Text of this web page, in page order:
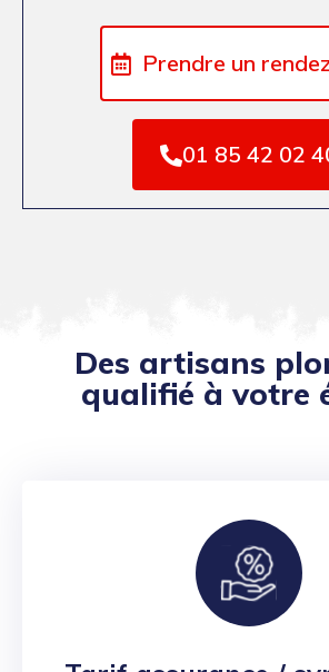
Prendre un
01 85 42 02
Des artisans
qualifié à votre